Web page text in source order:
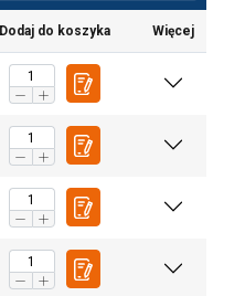
Dodaj do koszyka Więcej